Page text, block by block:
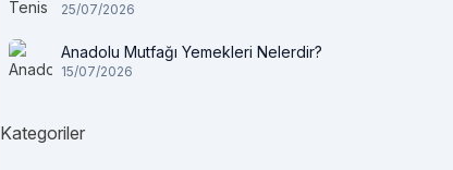
25/07/2026
Anadolu Mutfağı Yemekleri Nelerdir?
15/07/2026
Kategoriler